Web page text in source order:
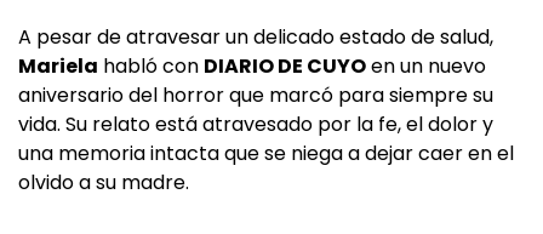
A pesar de atravesar un delicado estado de salud,
Mariela habló con DIARIO DE CUYOen un nuevo
aniversario del horror que marcó para siempre su
vida. Su relato está atravesado por la fe, el dolor y
una memoria intacta que se niega a dejar caer en el
olvido a su madre.